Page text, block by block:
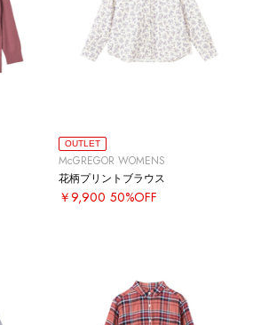
OUTLET
McGREGOR WOMENS
花柄プリントブラウス
￥9,900 50%OFF